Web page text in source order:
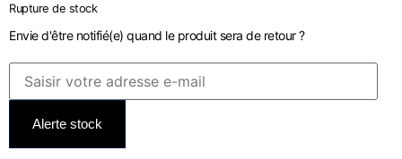
Rupture de stock
Envie d'être notifié(e) quand le produit sera de retour ?
Alerte stock